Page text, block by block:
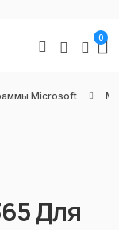
0
Microsoft
Для